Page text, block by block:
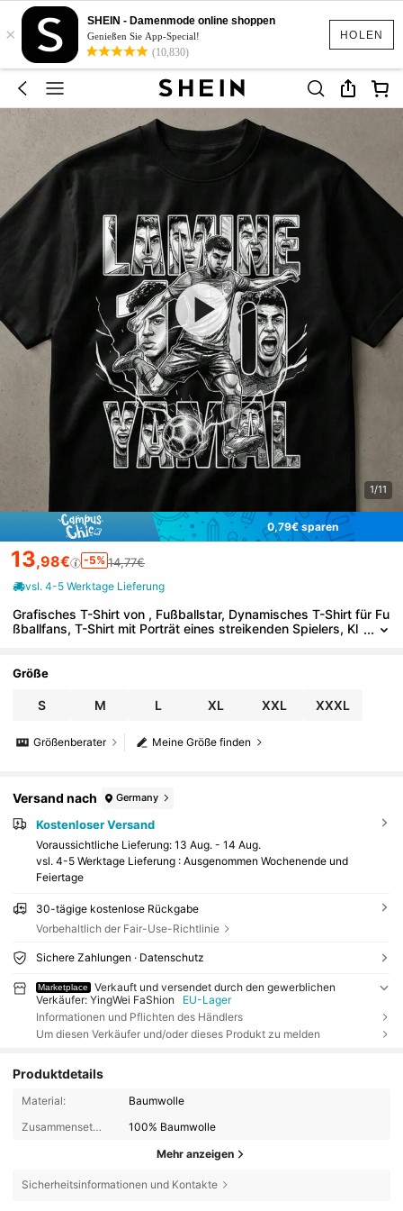
HOLEN
×
SHEIN - Damenmode online shoppen
Genießen Sie App-Special!
(10,830)
1/11
0,79€ sparen
13,98€ -5% 14,77€
vsl. 4-5 Werktage Lieferung
Grafisches T-Shirt von , Fußballstar, Dynamisches T-Shirt für Fu
ßballfans, T-Shirt mit Porträt eines streikenden Spielers, Kl
Größe
S M L XL XXL XXXL
Meine Größe finden
Größenberater
Versand nach Germany
Kostenloser Versand
Voraussichtliche Lieferung: 13 Aug. - 14 Aug.
vsl. 4-5 Werktage Lieferung : Ausgenommen Wochenende und
Feiertage
30-tägige kostenlose Rückgabe
Vorbehaltlich der Fair-Use-Richtlinie
Sichere Zahlungen · Datenschutz
Marketplace
Verkauft und versendet durch den gewerblichen
Verkäufer: YingWei FaShion
EU-Lager
Informationen und Pflichten des Händlers
Um diesen Verkäufer und/oder dieses Produkt zu melden
Produktdetails
Material:
Baumwolle
Zusammensetzung:
100% Baumwolle
Mehr anzeigen
Sicherheitsinformationen und Kontakte